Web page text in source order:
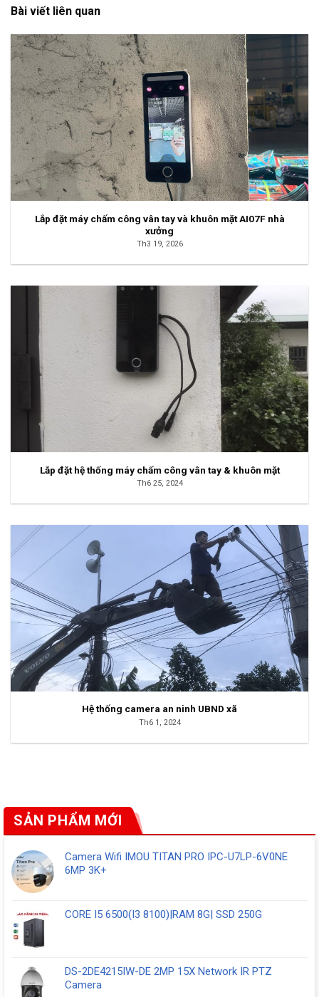
Bài viết liên quan
Lắp đặt máy chấm công vân tay và khuôn mặt AI07F nhà
xưởng
Th3 19, 2026
Lắp đặt hệ thống máy chấm công vân tay & khuôn mặt
Th6 25, 2024
Hệ thống camera an ninh UBND xã
Th6 1, 2024
SẢN PHẨM MỚI
Camera Wifi IMOU TITAN PRO IPC-U7LP-6V0NE
6MP 3K+
CORE I5 6500(I3 8100)|RAM 8G| SSD 250G
DS-2DE4215IW-DE 2MP 15X Network IR PTZ
Camera